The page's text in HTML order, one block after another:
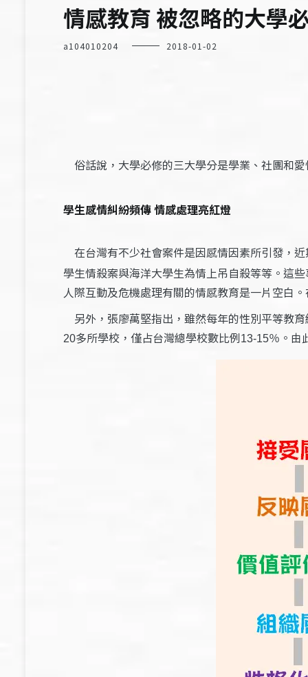
情感教育 被忽略的大學
a104010204 2018-01-02
俗話說，大學必修的三大學分是學業、社團和
學生感情糾紛頻傳情感處理亮紅燈
在台灣有不少社會案件是因感情因素所引發，
學生情殺案與海洋大學生為情上吊自殺等等。這
人際互動及危機處理有關的情感教育是一片空白
另外，張廖萬堅指出，雖然每年的性別平等教
20多所學校，僅占台灣總學校數比例13-15％ 。